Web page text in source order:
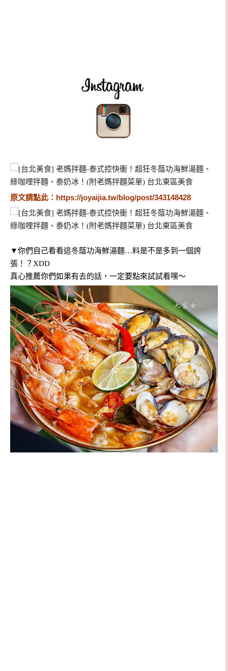
原文請點此： https://joyaijia.tw/blog/post/343148428
▼你們自己看看這冬蔭功海鮮湯麵…料是不是多到一個誇
張！？XDD
真心推薦你們如果有去的話，一定要點來試試看嘿～